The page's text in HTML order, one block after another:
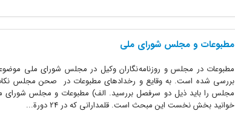
مطبوعات و مجلس شورای ملی
مطبوعات در مجلس و روزنامه نگاران وکیل در مجلس شورای ملی
بررسی شده است. به وقایع و رخدادهای مطبوعات در صحن مجلس
مجلس را باید ذیل دو سرفصل بررسید. الف) مطبوعات و مجلس
خوانید بخش نخست این مبحث است. قلمدارانی که در 24 دورة...